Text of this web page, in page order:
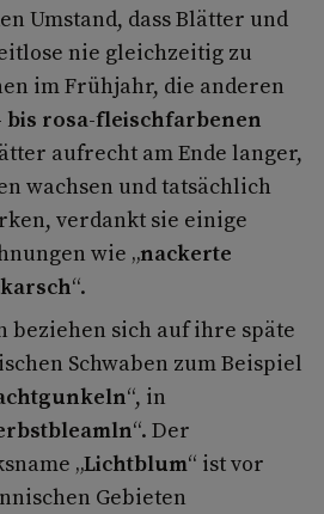
Umstand, dass Blätter und
nie gleichzeitig zu
im Frühjahr, die anderen
bis rosa-fleischfarbenen
aufrecht am Ende langer,
wachsen und tatsächlich
verdankt sie einige
wie „nackerte
“.
beziehen sich auf ihre späte
Schwaben zum Beispiel
“, in
“. Der
„Lichtblum“ ist vor
Gebieten